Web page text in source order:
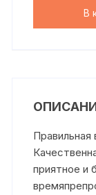
В
Правильная
приятное и